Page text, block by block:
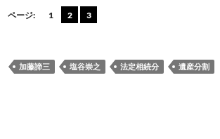
e e
o
a
ページ: 1 2 3
加藤諦三 塩谷崇之 法定相続分 遺産分割